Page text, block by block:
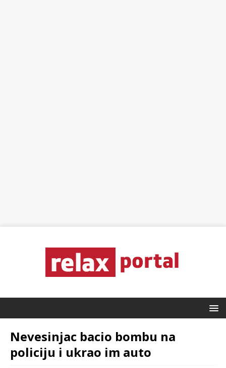
Nevesinjac bacio bombu na
policiju i ukrao im auto